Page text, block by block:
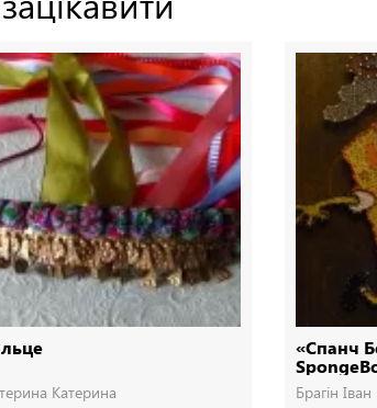
Катерина
«Спанч
Брагін Іван